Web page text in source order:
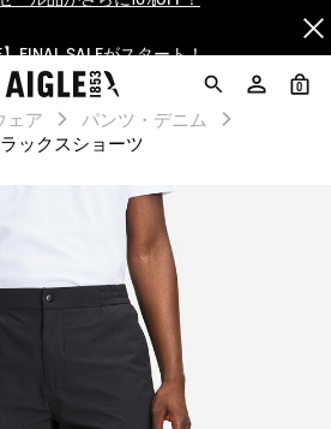
登録で送料＆返品無料
ントサービス終了のお知らせ
ール品がさらに10%OFF！
】FINAL SALEがスタート！
登録で送料＆返品無料
ントサービス終了のお知らせ
0
ェア
パンツ・デニム
ックスショーツ